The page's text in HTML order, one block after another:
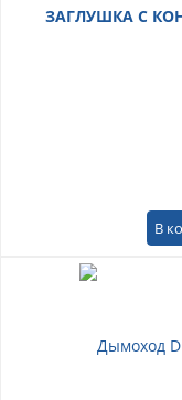
ЗАГЛУШКА С
В